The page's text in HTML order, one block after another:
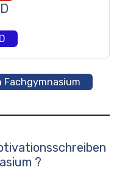
Fachgymnasium
?